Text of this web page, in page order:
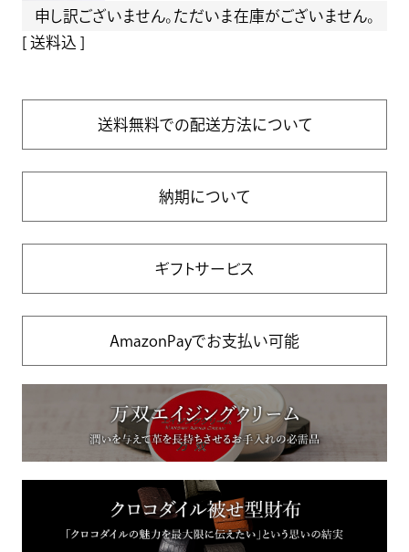
申し訳ございません。ただいま在庫がございません。
送料込
送料無料での配送方法について
納期について
ギフトサービス
AmazonPayでお支払い可能